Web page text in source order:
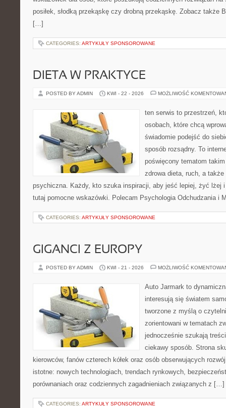
posiłek, słodką przekąskę czy drobną przekąskę. Zobacz także
[…]
CATEGORIES: ARTYKUŁY SPONSOROWANE
DIETA W PRAKTYCE
POSTED BY ADMIN KWI - 22 - 2026 MOŻLIWOŚĆ
ten serwis to przestrzeń,
osobach, które chcą
świadomie podejść do
sposób rozsądny. To
poświęcony tematom
zdrowa dieta, ruch, a
psychiczna. Każdy, kto szuka inspiracji, aby jeść lepiej, żyć lżej
tutaj pomocne wskazówki. Polecam Psychologia Odchudzania i
CATEGORIES: ARTYKUŁY SPONSOROWANE
GIGANCI Z EUROPY
POSTED BY ADMIN KWI - 21 - 2026 MOŻLIWOŚĆ
Auto Jarmark to
interesują się światem
tworzone z myślą o
zorientowani w tematach
jednocześnie szukają
ciekawy sposób. Strona
kierowców, fanów czterech kółek oraz osób obserwujących
istotne: nowych technologiach, trendach rynkowych,
porównaniach oraz codziennych zagadnieniach związanych z […]
CATEGORIES: ARTYKUŁY SPONSOROWANE